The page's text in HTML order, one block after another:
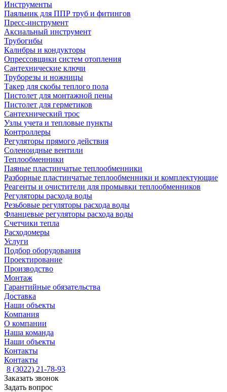
Инструменты
Паяльник для ППР труб и фитингов
Пресс-инструмент
Аксиальный инструмент
Трубогибы
Калибры и кондукторы
Опрессовщики систем отопления
Сантехнические ключи
Труборезы и ножницы
Такер для скобы теплого пола
Пистолет для монтажной пены
Пистолет для герметиков
Сантехнический трос
Узлы учета и тепловые пункты
Контроллеры
Регуляторы прямого действия
Соленоидные вентили
Теплообменники
Паяные пластинчатые теплообменники
Разборные пластинчатые теплообменники и комплектующие
Реагенты и очистители для промывки теплообменников
Регуляторы расхода воды
Резьбовые регуляторы расхода воды
Фланцевые регуляторы расхода воды
Счетчики тепла
Расходомеры
Услуги
Подбор оборудования
Проектирование
Производство
Монтаж
Гарантийные обязательства
Доставка
Наши объекты
Компания
О компании
Наша команда
Наши объекты
Контакты
Контакты
8 (3022) 21-78-93
Заказать звонок
Задать вопрос